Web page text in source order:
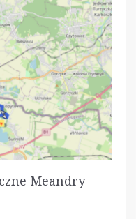
Meandry